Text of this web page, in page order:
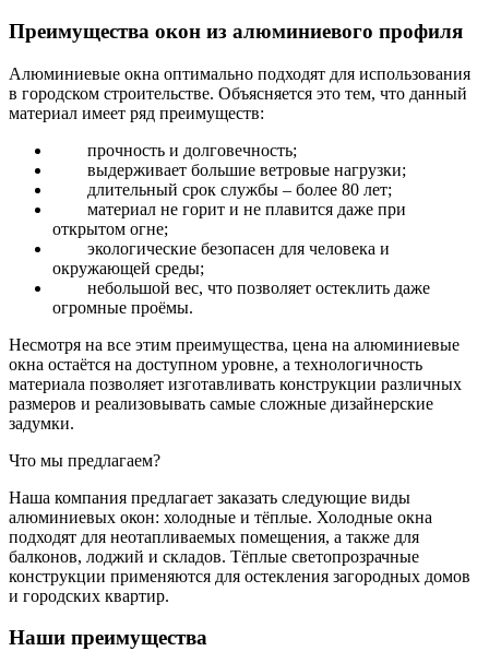
Преимущества окон из алюминиевого профиля
Алюминиевые окна оптимально подходят для использования
в городском строительстве. Объясняется это тем, что данный
материал имеет ряд преимуществ:
прочность и долговечность;
выдерживает большие ветровые нагрузки;
длительный срок службы – более 80 лет;
материал не горит и не плавится даже при
открытом огне;
экологические безопасен для человека и
окружающей среды;
небольшой вес, что позволяет остеклить даже
огромные проёмы.
Несмотря на все этим преимущества, цена на алюминиевые
окна остаётся на доступном уровне, а технологичность
материала позволяет изготавливать конструкции различных
размеров и реализовывать самые сложные дизайнерские
задумки.
Что мы предлагаем?
Наша компания предлагает заказать следующие виды
алюминиевых окон: холодные и тёплые. Холодные окна
подходят для неотапливаемых помещения, а также для
балконов, лоджий и складов. Тёплые светопрозрачные
конструкции применяются для остекления загородных домов
и городских квартир.
Наши преимущества